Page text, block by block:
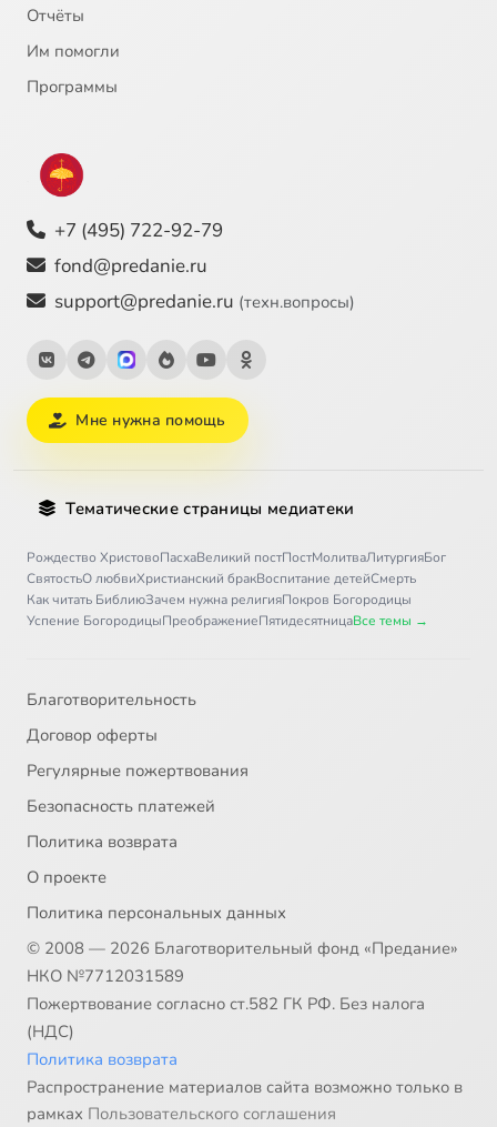
Отчёты
Им помогли
Программы
+7 (495) 722-92-79
fond@predanie.ru
support@predanie.ru (техн.вопросы)
Мне нужна помощь
Тематические страницы медиатеки
Рождество ХристовоПасхаВеликий постПостМолитваЛитургияБог
СвятостьО любвиХристианский бракВоспитание детейСмерть
Как читать БиблиюЗачем нужна религияПокров Богородицы
Успение БогородицыПреображениеПятидесятницаВсе темы →
Благотворительность
Договор оферты
Регулярные пожертвования
Безопасность платежей
Политика возврата
О проекте
Политика персональных данных
© 2008 — 2026 Благотворительный фонд «Предание»
НКО №7712031589
Пожертвование согласно ст.582 ГК РФ. Без налога
(НДС)
Политика возврата
Распространение материалов сайта возможно только в
рамках Пользовательского соглашения